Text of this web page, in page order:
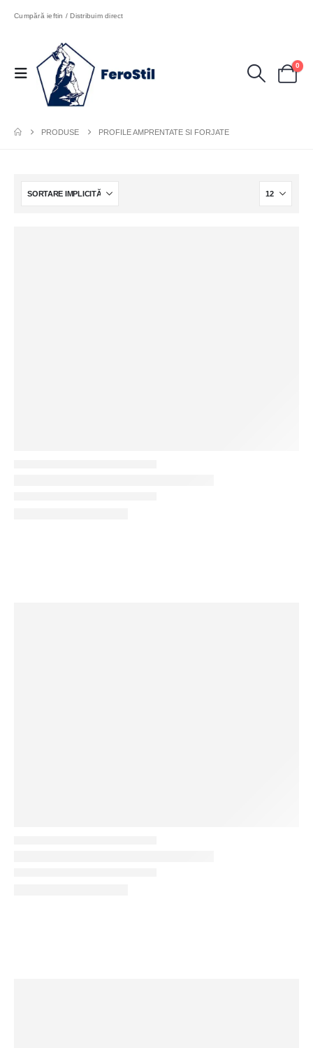
Cumpără ieftin / Distribuim direct
0
PRODUSE PROFILE AMPRENTATE SI FORJATE